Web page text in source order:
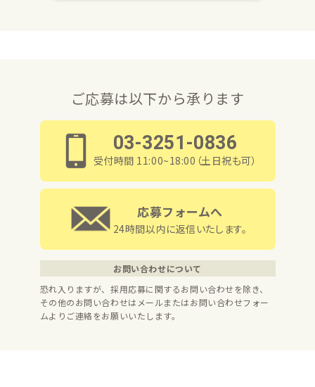
ご応募は以下から承ります
03-3251-0836
受付時間 11:00~18:00（土日祝も可）
応募フォームへ
24時間以内に返信いたします。
お問い合わせについて
恐れ入りますが、採用応募に関するお問い合わせを除き、
その他のお問い合わせはメールまたはお問い合わせフォー
ムよりご連絡をお願いいたします。